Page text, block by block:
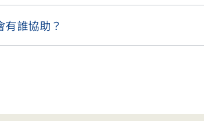
誰協助？